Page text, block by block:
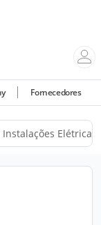
Fornecedores
Elétricas